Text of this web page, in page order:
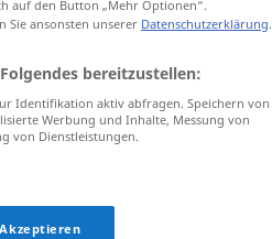
auf den Button „Mehr Optionen“.
Sie ansonsten unserer Datenschutzerklärung.
bereitzustellen:
Identifikation aktiv abfragen. Speichern von
Werbung und Inhalte, Messung von
von Dienstleistungen.
Akzeptieren